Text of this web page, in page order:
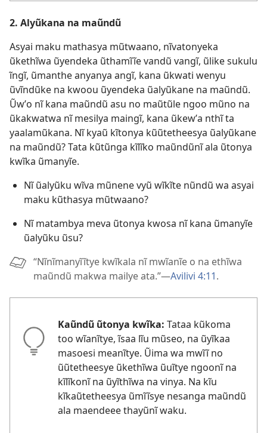
2. Alyũkana na maũndũ
Asyai maku mathasya mũtwaano, nĩvatonyeka
ũkethĩwa ũyendeka ũthamĩĩe vandũ vangĩ, ũlike sukulu
ĩngĩ, ũmanthe anyanya angĩ, kana ũkwati wenyu
ũvĩndũke na kwoou ũyendeka ũalyũkane na maũndũ.
Ũwʼo nĩ kana maũndũ asu no maũtũle ngoo mũno na
ũkakwatwa nĩ mesilya maingĩ, kana ũkewʼa nthĩ ta
yaalamũkana. Nĩ kyaũ kĩtonya kũũtetheesya ũalyũkane
na maũndũ? Tata kũtũnga kĩlĩko maũndũnĩ ala ũtonya
kwĩka ũmanyĩe.
Nĩ ũalyũku wĩva mũnene vyũ wĩkĩte nũndũ wa asyai
maku kũthasya mũtwaano?
Nĩ matambya meva ũtonya kwosa nĩ kana ũmanyĩe
ũalyũku ũsu?
“Nĩnĩmanyĩĩtye kwĩkala nĩ mwĩanĩe o na ethĩwa
maũndũ makwa mailye ata.”—Avilivi 4:11.
Kaũndũ ũtonya kwĩka: Tataa kũkoma
too wĩanĩtye, ĩsaa lĩu mũseo, na ũyĩkaa
masoesi meanĩtye. Ũima wa mwĩĩ no
ũũtetheesye ũkethĩwa ũuĩtye ngoonĩ na
kĩlĩkonĩ na ũyĩthĩwa na vinya. Na kĩu
kĩkaũtetheesya ũmĩĩsye nesanga maũndũ
ala maendeee thayũnĩ waku.